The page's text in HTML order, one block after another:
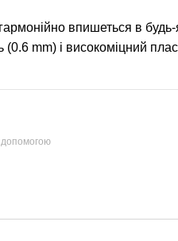
впишеться в будь-
mm) і високоміцний
допомогою